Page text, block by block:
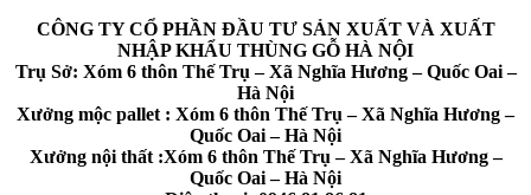
CÔNG TY CỔ PHẦN ĐẦU TƯ SẢN XUẤT VÀ XUẤT
NHẬP KHẨU THÙNG GỖ HÀ NỘI
Trụ Sở: Xóm 6 thôn Thế Trụ – Xã Nghĩa Hương – Quốc Oai –
Hà Nội
Xưởng mộc pallet : Xóm 6 thôn Thế Trụ – Xã Nghĩa Hương –
Quốc Oai – Hà Nội
Xưởng nội thất :Xóm 6 thôn Thế Trụ – Xã Nghĩa Hương –
Quốc Oai – Hà Nội